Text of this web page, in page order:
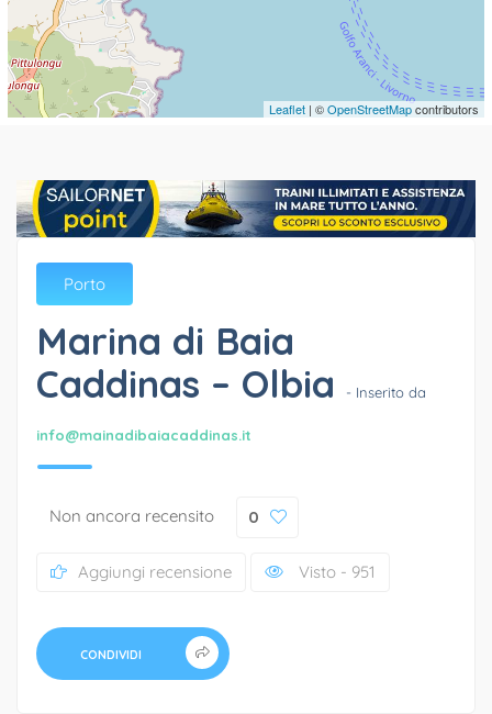
Leaflet | ©OpenStreetMapcontributors
Porto
Marina di Baia
Caddinas – Olbia
- Inserito da
info@mainadibaiacaddinas.it
Non ancora recensito 0
Aggiungi recensione Visto - 951
CONDIVIDI